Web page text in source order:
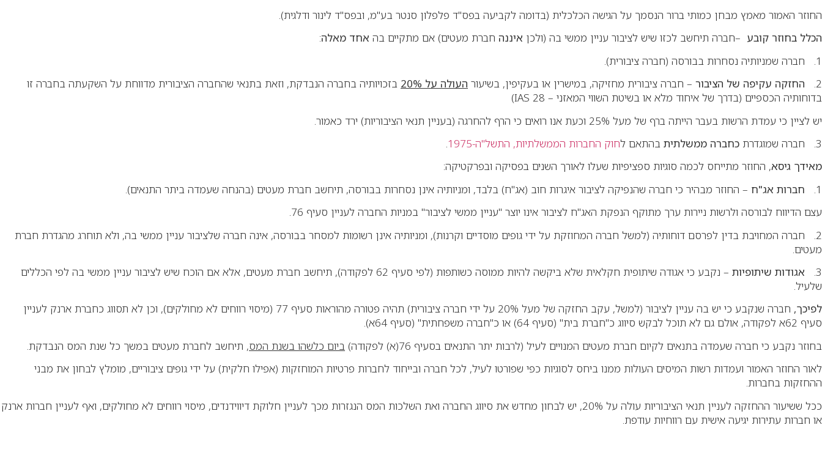
החוזר האמור מאמץ מבחן כמותי ברור הנסמך על הגישה הכלכלית (בדומה לקביעה בפס"ד פלפלון סנטר בע"מ, ובפס"ד לינור ודלגית).
הכלל בחוזר קובע –חברה תיחשב לכזו שיש לציבור עניין ממשי בה (ולכן איננה חברת מעטים) אם מתקיים בה אחד מאלה:
1. חברה שמניותיה נסחרות בבורסה (חברה ציבורית)
.
2.
החזקה עקיפה של הציבור – חברה ציבורית מחזיקה, במישרין או בעקיפין, בשיעור העולה על 20% בזכויותיה בחברה הנבדקת, וזאת בתנאי שהחברה הציבורית מדווחת על השקעתה בחברה זו
בדוחותיה הכספיים (בדרך של איחוד מלא או בשיטת השווי המאזני (IAS 28 –
יש לציין כי עמדת הרשות בעבר הייתה ברף של מעל 25% וכעת אנו רואים כי הרף להחרגה (בעניין תנאי הציבוריות) ירד כאמור
3. חברה שמוגדרת
כחברה ממשלתית בהתאם לחוק החברות הממשלתיות, התשל"ה-1975
.
מאידך גיסא, החוזר מתייחס לכמה סוגיות ספציפיות שעלו לאורך השנים בפסיקה ובפרקטיקה:
1.
חברות אג"ח – החוזר מבהיר כי חברה שהנפיקה לציבור איגרות חוב (אג"ח) בלבד, ומניותיה אינן נסחרות בבורסה, תיחשב חברת מעטים (בהנחה שעמדה ביתר התנאים).
עצם הדיווח לבורסה ולרשות ניירות ערך מתוקף הנפקת האג"ח לציבור אינו יוצר "עניין ממשי לציבור" במניות החברה לעניין סעיף 76
.
2. חברה המחויבת בדין לפרסם דוחותיה (למשל חברה המחוזקת על ידי גופים מוסדיים וקרנות), ומניותיה אינן רשומות למסחר בבורסה, אינה חברה שלציבור עניין ממשי בה, ולא תוחרג מהגדרת חברת
מעטים
3.
אגודות שיתופיות –
נקבע כי אגודה שיתופית חקלאית שלא ביקשה להיות ממוסה כשותפות (לפי סעיף 62 לפקודה), תיחשב חברת מעטים, אלא אם הוכח שיש לציבור עניין ממשי בה לפי הכללים
שלעיל.
לפיכך,
חברה שנקבע כי יש בה עניין לציבור (למשל, עקב החזקה של מעל 20% על ידי חברה ציבורית) תהיה פטורה מהוראות סעיף 77 (מיסוי רווחים לא מחולקים), וכן לא תסווג כחברת ארנק לעניין
סעיף 62א לפקודה, אולם גם לא תוכל לבקש סיווג כ"חברת בית" (סעיף 64) או כ"חברה משפחתית" (סעיף 64א)
.
בחוזר נקבע כי חברה שעמדה בתנאים לקיום חברת מעטים המנויים לעיל (לרבות יתר התנאים בסעיף 76(א) לפקודה)
ביום כלשהו בשנת המס, תיחשב לחברת מעטים במשך כל שנת המס הנבדקת.
לאור החוזר האמור ועמדות רשות המיסים העולות ממנו ביחס לסוגיות כפי שפורטו לעיל, לכל חברה ובייחוד לחברות פרטיות המוחזקות (אפילו חלקית) על ידי גופים ציבוריים, מומלץ לבחון את מבני
ההחזקות בחברות.
ככל ששיעור ההחזקה לעניין תנאי הציבוריות עולה על 20%, יש לבחון מחדש את סיווג החברה ואת השלכות המס הנגזרות מכך לעניין חלוקת דיווידנדים, מיסוי רווחים לא מחולקים, ואף לעניין חברות ארנק
או חברות עתירות יגיעה אישית עם רווחיות עודפת